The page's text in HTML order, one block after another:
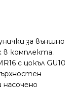
за външно
в комплекта.
с цокъл GU10